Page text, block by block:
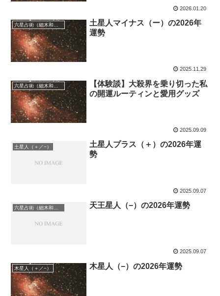
2026.01.20
六星占術（細木和子先生）
土星人マイナス（ー）の2026年
運勢
2025.11.29
【体験談】大殺界を乗り切った私
の開運ルーティンと愛用グッズ
2025.09.09
土星人（＋／−）
土星人プラス（＋）の2026年運
勢
2025.09.07
天王星人（−）の2026年運勢
2025.09.07
木星人（＋／−） 木星人（−）の2026年運勢